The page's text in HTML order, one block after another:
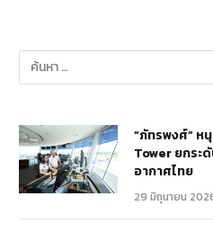
“ภัทรพงศ์” ห
Tower ยกระ
อากาศไทย
29 มิถุนายน